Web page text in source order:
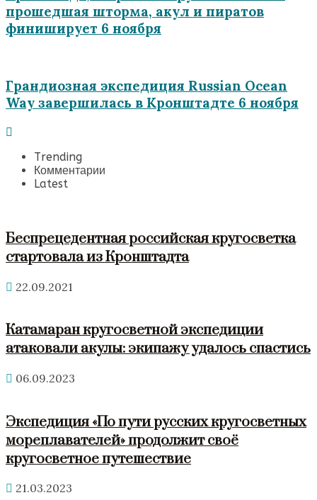
прошедшая шторма, акул и пиратов
финиширует 6 ноября
Грандиозная экспедиция Russian Ocean
Way завершилась в Кронштадте 6 ноября
Trending
Комментарии
Latest
Беспрецедентная российская кругосветка
стартовала из Кронштадта
22.09.2021
Катамаран кругосветной экспедиции
атаковали акулы: экипажу удалось спастись
06.09.2023
Экспедиция «По пути русских кругосветных
мореплавателей» продолжит своё
кругосветное путешествие
21.03.2023